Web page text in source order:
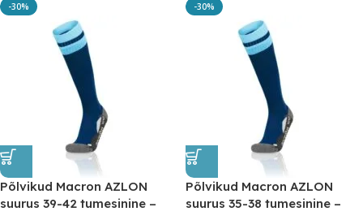
-30%
Põlvikud Macron AZLON
suurus 39-42 tumesinine –
-30%
Põlvikud Macron AZLON
suurus 35-38 tumesinine –